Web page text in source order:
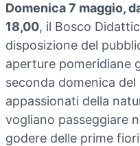
Domenica 7 maggio,
18,00, il Bosco
disposizione del
aperture pomeridiane
seconda domenica
appassionati della
vogliano passeggiare
godere delle prime